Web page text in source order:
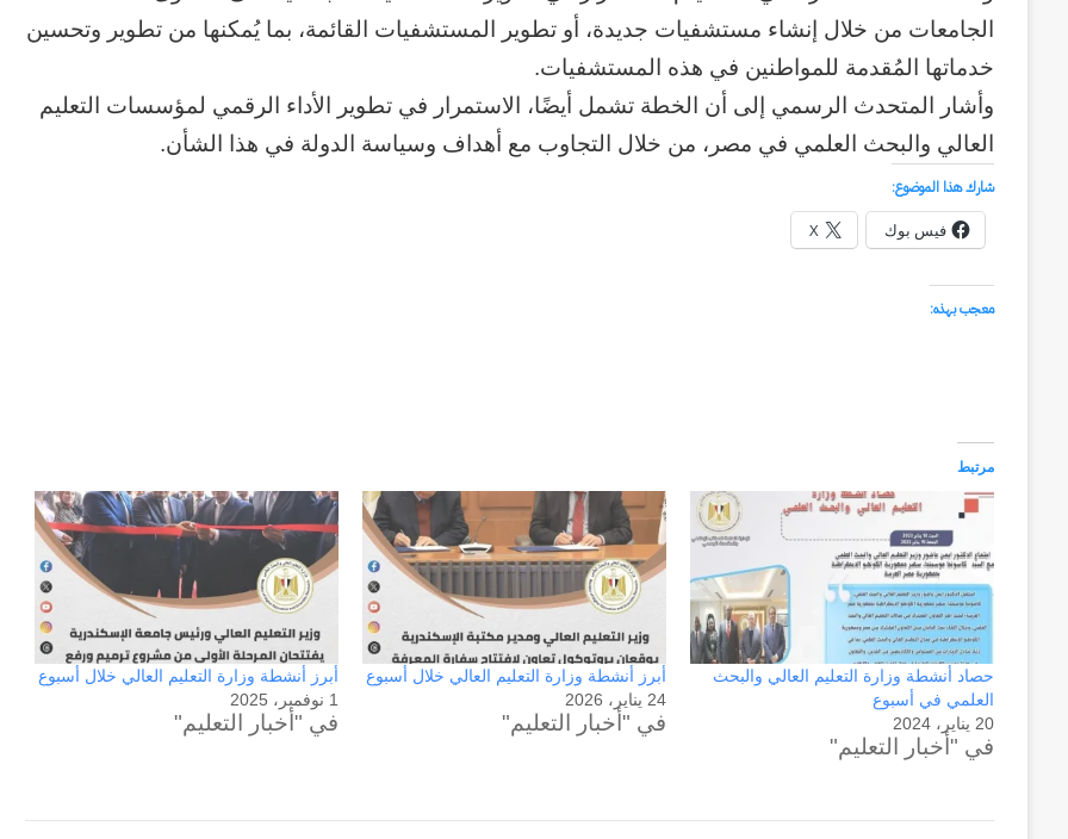
الجامعات من خلال إنشاء مستشفيات جديدة، أو تطوير المستشفيات القائمة، بما يُمكنها من تطوير وتحسين
خدماتها المُقدمة للمواطنين في هذه المستشفيات.
وأشار المتحدث الرسمي إلى أن الخطة تشمل أيضًا، الاستمرار في تطوير الأداء الرقمي لمؤسسات التعليم
العالي والبحث العلمي في مصر، من خلال التجاوب مع أهداف وسياسة الدولة في هذا الشأن.
شارك هذا الموضوع:
فيس بوك
X
معجب بهذه:
مرتبط
حصاد أنشطة وزارة التعليم العالي والبحث
العلمي في أسبوع
20 يناير، 2024
في "أخبار التعليم"
أبرز أنشطة وزارة التعليم العالي خلال أسبوع
24 يناير، 2026
في "أخبار التعليم"
أبرز أنشطة وزارة التعليم العالي خلال أسبوع
1 نوفمبر، 2025
في "أخبار التعليم"